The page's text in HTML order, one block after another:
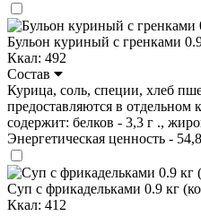
Бульон куриный с гренками
Ккал: 492
Состав
Курица, соль, специи, хлеб
предоставляются в отдельном
содержит: белков - 3,3 г .,
Энергетическая ценность -
Суп с фрикадельками 0.9 кг
Ккал: 412